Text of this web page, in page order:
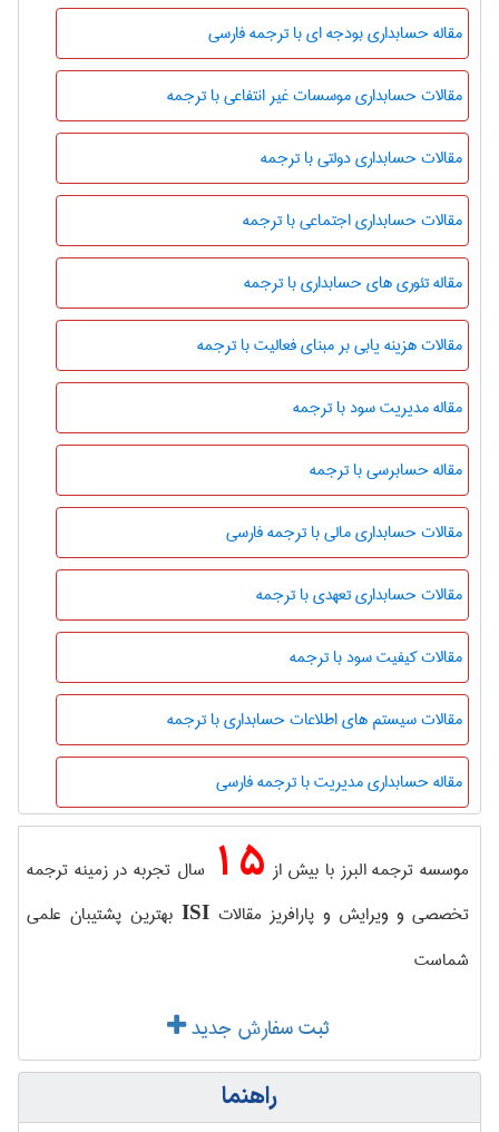
مقاله حسابداری بودجه ای با ترجمه فارسی
مقالات حسابداری موسسات غیر انتفاعی با ترجمه
مقالات حسابداری دولتی با ترجمه
مقالات حسابداری اجتماعی با ترجمه
مقاله تئوری های حسابداری با ترجمه
مقالات هزینه یابی بر مبنای فعالیت با ترجمه
مقاله مدیریت سود با ترجمه
مقاله حسابرسی با ترجمه
مقالات حسابداری مالی با ترجمه فارسی
مقالات حسابداری تعهدی با ترجمه
مقالات کیفیت سود با ترجمه
مقالات سیستم های اطلاعات حسابداری با ترجمه
مقاله حسابداری مدیریت با ترجمه فارسی
موسسه ترجمه البرز با بیش از 15 سال تجربه در زمینه ترجمه
تخصصی و ویرایش و پارافریز مقالاتISI بهترین پشتیبان علمی
شماست
ثبت سفارش جدید
راهنما